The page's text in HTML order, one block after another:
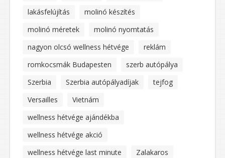
lakásfelújítás
molinó készítés
molinó méretek
molinó nyomtatás
nagyon olcsó wellness hétvége
reklám
romkocsmák Budapesten
szerb autópálya
Szerbia
Szerbia autópályadíjak
tejfog
Versailles
Vietnám
wellness hétvége ajándékba
wellness hétvége akció
wellness hétvége last minute
Zalakaros